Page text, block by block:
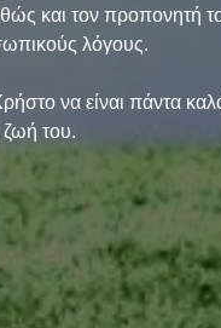
και τον προπονητή
λόγους.
να είναι πάντα καλά
ζωή του.